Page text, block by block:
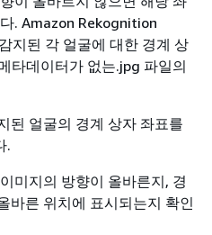
. Amazon Rekognition
지된 각 얼굴에 대한 경계 상
타데이터가 없는.jpg 파일의
된 얼굴의 경계 상자 좌표를
.
미지의 방향이 올바른지, 경
바른 위치에 표시되는지 확인